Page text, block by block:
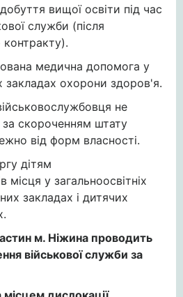
вищої освіти під час
служби (після
медична допомога у
закладах охорони здоров'я.
не
за скороченням штату
від форм власності.
дітям
місця у загальноосвітніх
закладах і дитячих
м. Ніжина проводить
військової служби за